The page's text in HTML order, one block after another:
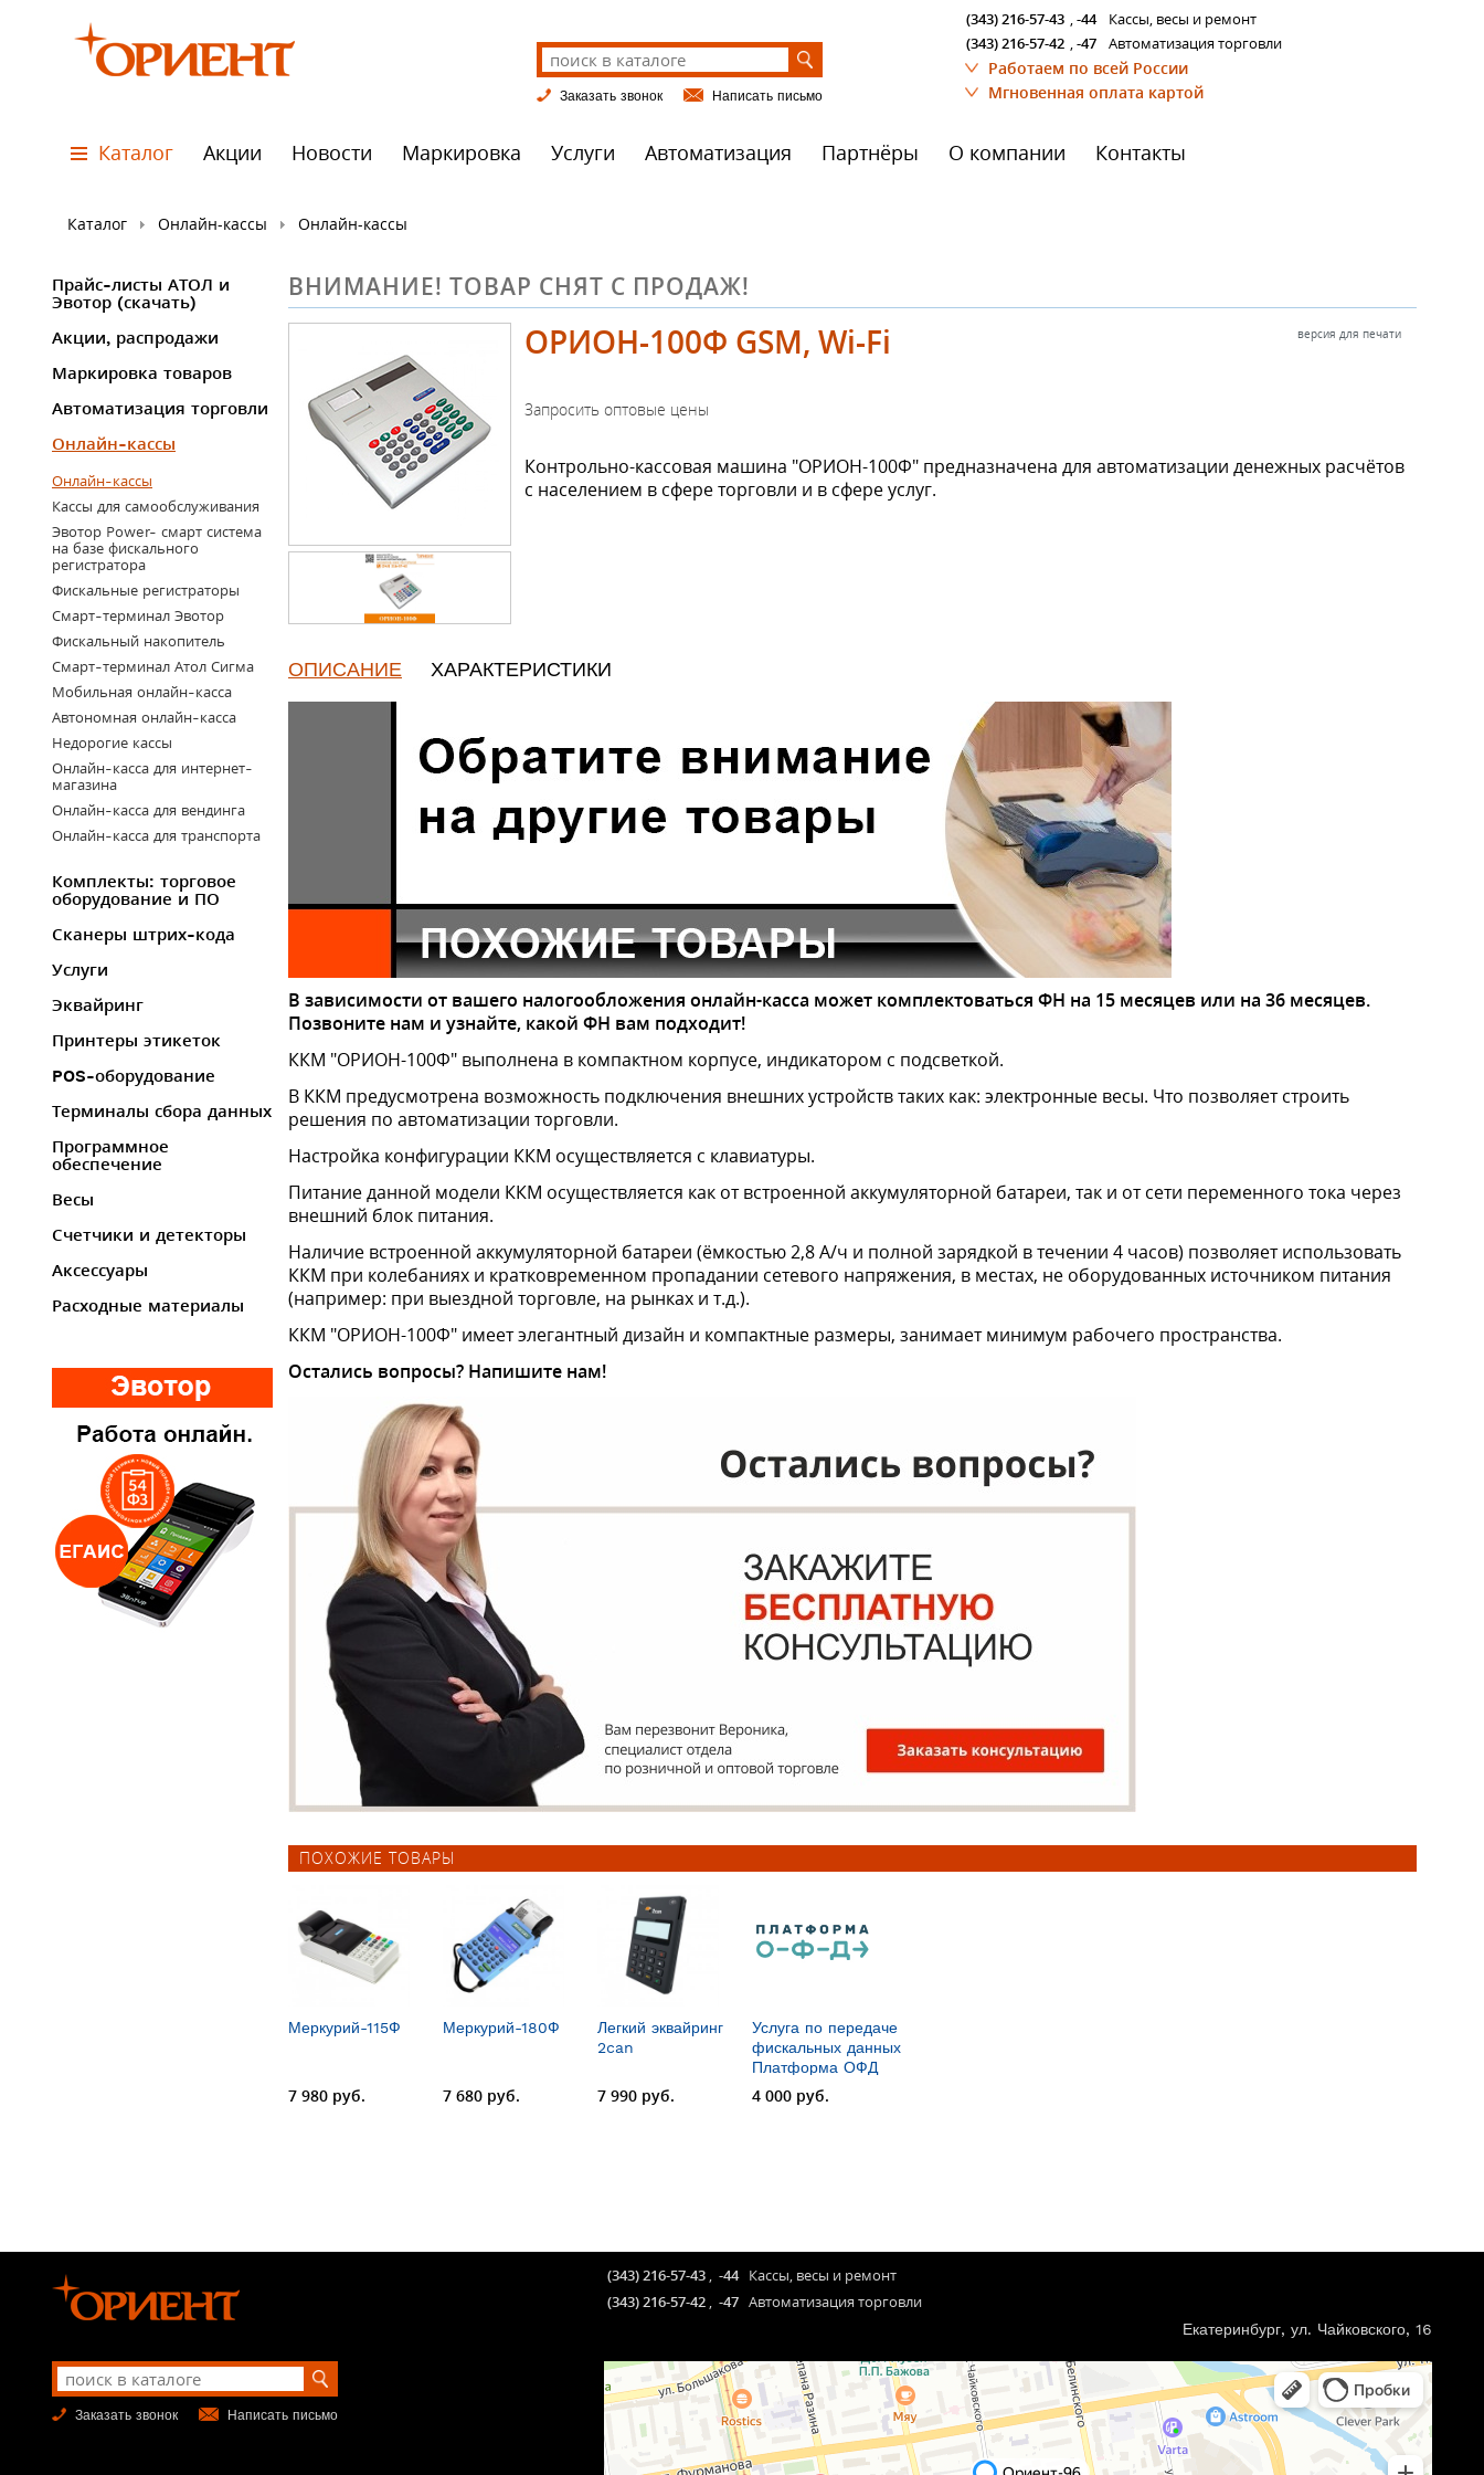
Заказать звонок Написать письмо
(343) 216-57-43 ,-44
Кассы, весы и ремонт
(343) 216-57-42 ,-47 Автоматизация торговли
Работаем по всей России
Мгновенная оплата картой
Каталог Акции Новости Маркировка Услуги Автоматизация Партнёры О компании Контакты
Каталог Онлайн-кассы Онлайн-кассы
Прайс-листы АТОЛ и
Эвотор (скачать)
Акции, распродажи
Маркировка товаров
Автоматизация торговли
Онлайн-кассы
Онлайн-кассы
Кассы для самообслуживания
Эвотор Power- смарт система
на базе фискального
регистратора
Фискальные регистраторы
Смарт-терминал Эвотор
Фискальный накопитель
Смарт-терминал Атол Сигма
Мобильная онлайн-касса
Автономная онлайн-касса
Недорогие кассы
Онлайн-касса для интернет-
магазина
Онлайн-касса для вендинга
Онлайн-касса для транспорта
Комплекты: торговое
оборудование и ПО
Сканеры штрих-кода
Услуги
Эквайринг
Принтеры этикеток
POS-оборудование
Терминалы сбора данных
Программное
обеспечение
Весы
Счетчики и детекторы
Аксессуары
Расходные материалы
ВНИМАНИЕ! ТОВАР СНЯТ С ПРОДАЖ!
версия для печати
ОРИОН-100Ф GSM, Wi-Fi
Контрольно-кассовая машина "ОРИОН-100Ф" предназначена для автоматизации денежных расчётов
с населением в сфере торговли и в сфере услуг.
ОПИСАНИЕ ХАРАКТЕРИСТИКИ
В зависимости от вашего налогообложения онлайн-касса может комплектоваться ФН на 15 месяцев или на 36 месяцев.
Позвоните нам и узнайте, какой ФН вам подходит!
ККМ "ОРИОН-100Ф" выполнена в компактном корпусе, индикатором с подсветкой.
В ККМ предусмотрена возможность подключения внешних устройств таких как: электронные весы. Что позволяет строить
решения по автоматизации торговли.
Настройка конфигурации ККМ осуществляется с клавиатуры.
Питание данной модели ККМ осуществляется как от встроенной аккумуляторной батареи, так и от сети переменного тока через
внешний блок питания.
Наличие встроенной аккумуляторной батареи (ёмкостью 2,8 А/ч и полной зарядкой в течении 4 часов) позволяет использовать
ККМ при колебаниях и кратковременном пропадании сетевого напряжения, в местах, не оборудованных источником питания
(например: при выездной торговле, на рынках и т.д.).
ККМ "ОРИОН-100Ф" имеет элегантный дизайн и компактные размеры, занимает минимум рабочего пространства.
Остались вопросы? Напишите нам!
ПОХОЖИЕ ТОВАРЫ
Меркурий-115Ф
7 980 руб.
Меркурий-180Ф
7 680 руб.
Легкий эквайринг
2can
7 990 руб.
Услуга по передаче
фискальных данных
Платформа ОФД
4 000 руб.
(343) 216-57-43 , -44 Кассы, весы и ремонт
(343) 216-57-42 , -47 Автоматизация торговли
Екатеринбург, ул. Чайковского, 16
Заказать звонок Написать письмо